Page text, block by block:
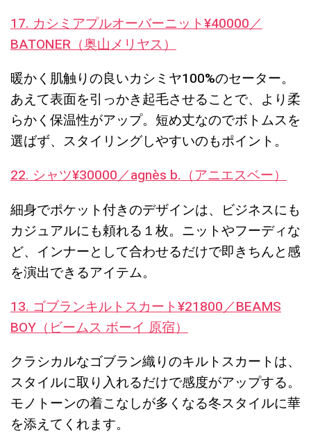
17. カシミアプルオーバーニット¥40000／
BATONER（奥山メリヤス）
暖かく肌触りの良いカシミヤ100%のセーター。
あえて表面を引っかき起毛させることで、より柔
らかく保温性がアップ。短め丈なのでボトムスを
選ばず、スタイリングしやすいのもポイント。
22. シャツ¥30000／agnès b.（アニエスベー）
細身でポケット付きのデザインは、ビジネスにも
カジュアルにも頼れる１枚。ニットやフーディな
ど、インナーとして合わせるだけで即きちんと感
を演出できるアイテム。
13. ゴブランキルトスカート¥21800／BEAMS
BOY（ビームス ボーイ 原宿）
クラシカルなゴブラン織りのキルトスカートは、
スタイルに取り入れるだけで感度がアップする。
モノトーンの着こなしが多くなる冬スタイルに華
を添えてくれます。